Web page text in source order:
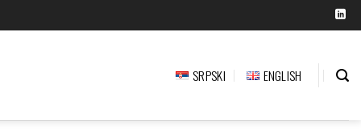
SRPSKI ENGLISH